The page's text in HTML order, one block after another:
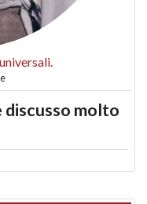
discusso molto